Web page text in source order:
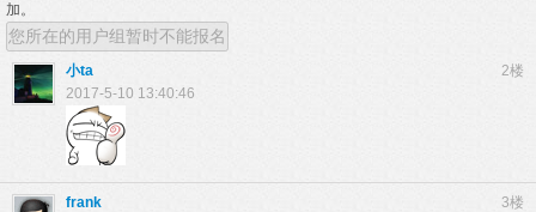
加。
您所在的用户组暂时不能报名
2楼
小ta
2017-5-10 13:40:46
3楼
frank